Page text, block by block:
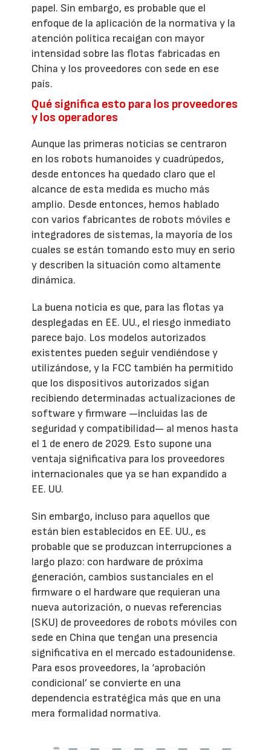
papel. Sin embargo, es probable que el
enfoque de la aplicación de la normativa y la
atención política recaigan con mayor
intensidad sobre las flotas fabricadas en
China y los proveedores con sede en ese
país.
Qué significa esto para los proveedores
y los operadores
Aunque las primeras noticias se centraron
en los robots humanoides y cuadrúpedos,
desde entonces ha quedado claro que el
alcance de esta medida es mucho más
amplio. Desde entonces, hemos hablado
con varios fabricantes de robots móviles e
integradores de sistemas, la mayoría de los
cuales se están tomando esto muy en serio
y describen la situación como altamente
dinámica.
La buena noticia es que, para las flotas ya
desplegadas en EE. UU., el riesgo inmediato
parece bajo. Los modelos autorizados
existentes pueden seguir vendiéndose y
utilizándose, y la FCC también ha permitido
que los dispositivos autorizados sigan
recibiendo determinadas actualizaciones de
software y firmware —incluidas las de
seguridad y compatibilidad— al menos hasta
el 1 de enero de 2029. Esto supone una
ventaja significativa para los proveedores
internacionales que ya se han expandido a
EE. UU.
Sin embargo, incluso para aquellos que
están bien establecidos en EE. UU., es
probable que se produzcan interrupciones a
largo plazo: con hardware de próxima
generación, cambios sustanciales en el
firmware o el hardware que requieran una
nueva autorización, o nuevas referencias
(SKU) de proveedores de robots móviles con
sede en China que tengan una presencia
significativa en el mercado estadounidense.
Para esos proveedores, la ‘aprobación
condicional’ se convierte en una
dependencia estratégica más que en una
mera formalidad normativa.